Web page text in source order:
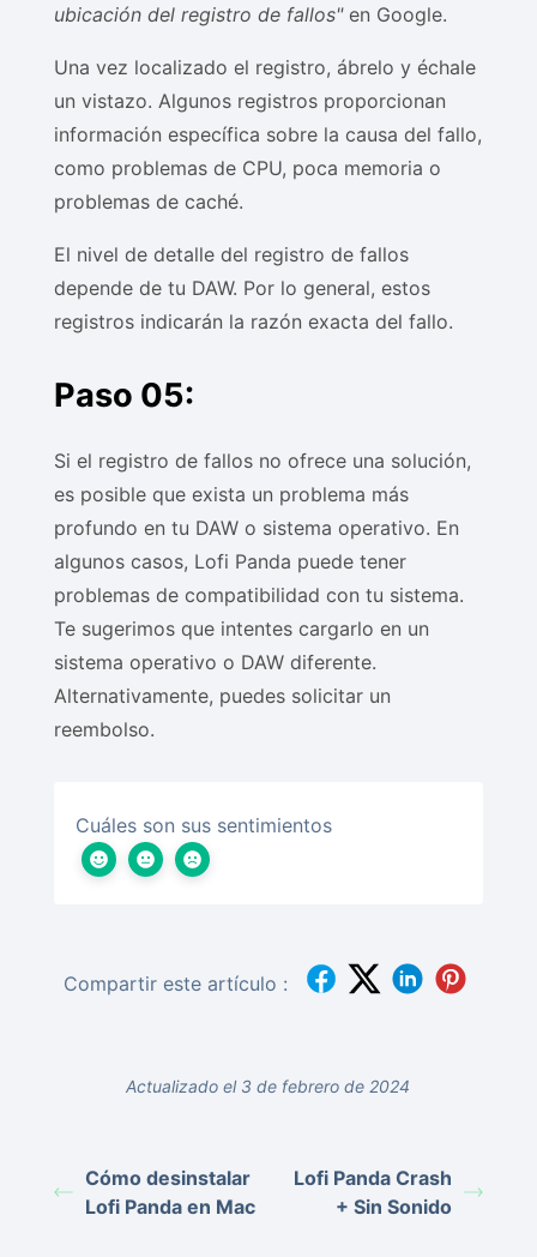
ubicación del registro de fallos"en Google.
Una vez localizado el registro, ábrelo y échale
un vistazo. Algunos registros proporcionan
información específica sobre la causa del fallo,
como problemas de CPU, poca memoria o
problemas de caché.
El nivel de detalle del registro de fallos
depende de tu DAW. Por lo general, estos
registros indicarán la razón exacta del fallo.
Paso 05:
Si el registro de fallos no ofrece una solución,
es posible que exista un problema más
profundo en tu DAW o sistema operativo. En
algunos casos, Lofi Panda puede tener
problemas de compatibilidad con tu sistema.
Te sugerimos que intentes cargarlo en un
sistema operativo o DAW diferente.
Alternativamente, puedes solicitar un
reembolso.
Cuáles son sus sentimientos
Compartir este artículo :
Actualizado el 3 de febrero de 2024
Cómo desinstalar
Lofi Panda en Mac
Lofi Panda Crash
+ Sin Sonido